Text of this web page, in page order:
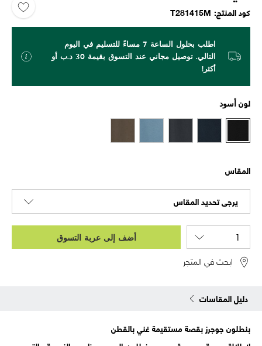
كود المنتج T281415M
اطلب بحلول الساعة 7 مساءً للتسليم في اليوم
التالي. توصيل مجاني عند التسوق بقيمة 30 د.ب أو
أكثر!
لون أسود
المقاس
يرجى تحديد المقاس
أضف إلى عربة التسوق
ابحث في المتجر
دليل المقاسات
بنطلون جوجرز بقصة مستقيمة غني بالقطن